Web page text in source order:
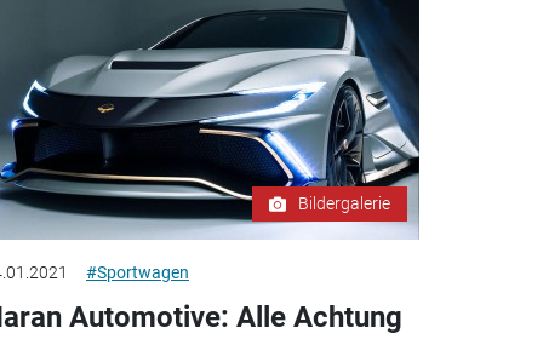
Bildergalerie
#Sportwagen
Automotive: Alle Achtung